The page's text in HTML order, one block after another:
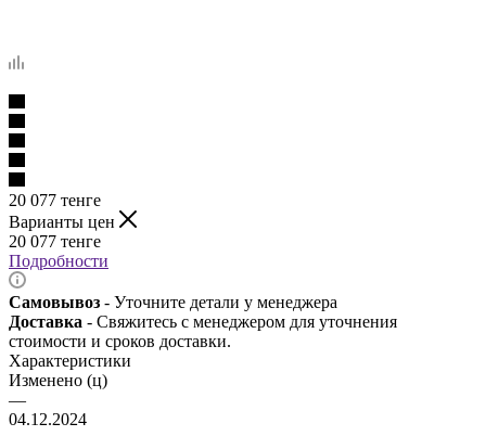
20 077 тенге
Варианты цен
20 077 тенге
Подробности
Самовывоз - Уточните детали у менеджера
Доставка - Свяжитесь с менеджером для уточнения
стоимости и сроков доставки.
Характеристики
Изменено (ц)
—
04.12.2024